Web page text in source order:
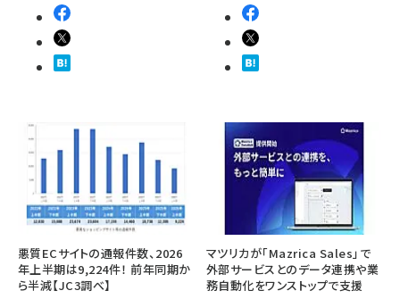
悪質ECサイトの通報件数、2026
年上半期は9,224件！ 前年同期か
ら半減【JC3調べ】
マツリカが「Mazrica Sales」で
外部サービスとのデータ連携や業
務自動化をワンストップで支援